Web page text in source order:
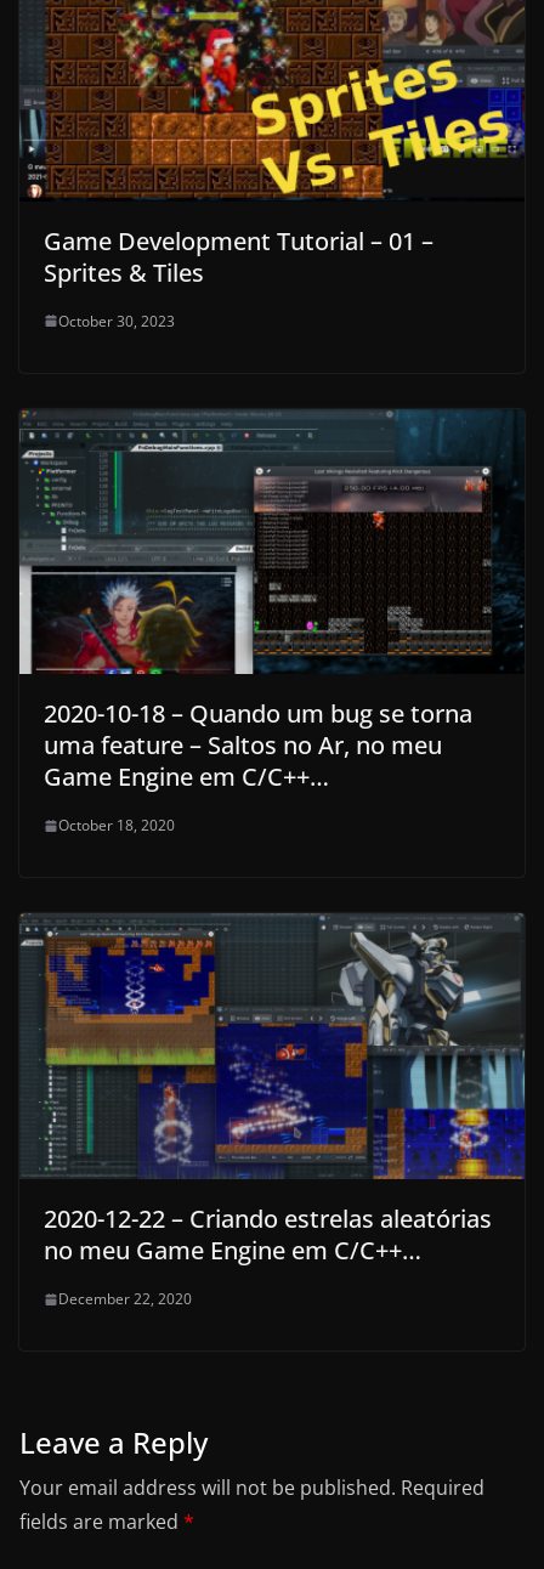
Game Development Tutorial – 01 –
Sprites & Tiles
October 30, 2023
2020-10-18 – Quando um bug se torna
uma feature – Saltos no Ar, no meu
Game Engine em C/C++…
October 18, 2020
2020-12-22 – Criando estrelas aleatórias
no meu Game Engine em C/C++…
December 22, 2020
Leave a Reply
Your email address will not be published. Required
fields are marked *